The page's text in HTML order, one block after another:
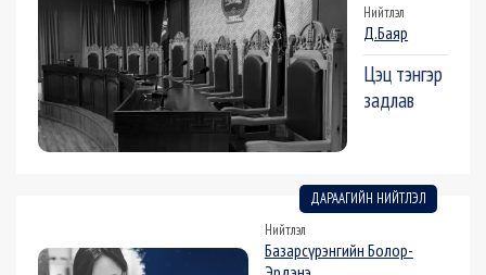
Нийтлэл
Д.Баяр
Цэц тэнгэр
задлав
ДАРААГИЙН НИЙТЛЭЛ
Нийтлэл
Базарсүрэнгийн Болор-